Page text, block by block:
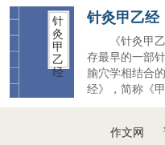
针
灸
甲
乙
经
针灸甲乙经
《针灸甲乙
存最早的一部
腧穴学相结合
经》，简称《
作文网